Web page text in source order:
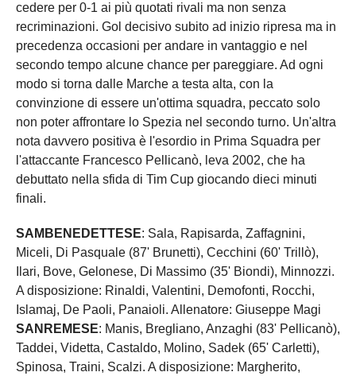
cedere per 0-1 ai più quotati rivali ma non senza
recriminazioni. Gol decisivo subito ad inizio ripresa ma in
precedenza occasioni per andare in vantaggio e nel
secondo tempo alcune chance per pareggiare. Ad ogni
modo si torna dalle Marche a testa alta, con la
convinzione di essere un'ottima squadra, peccato solo
non poter affrontare lo Spezia nel secondo turno. Un'altra
nota davvero positiva è l'esordio in Prima Squadra per
l'attaccante Francesco Pellicanò, leva 2002, che ha
debuttato nella sfida di Tim Cup giocando dieci minuti
finali.
SAMBENEDETTESE: Sala, Rapisarda, Zaffagnini,
Miceli, Di Pasquale (87' Brunetti), Cecchini (60' Trillò),
Ilari, Bove, Gelonese, Di Massimo (35' Biondi), Minnozzi.
A disposizione: Rinaldi, Valentini, Demofonti, Rocchi,
Islamaj, De Paoli, Panaioli. Allenatore: Giuseppe Magi
SANREMESE: Manis, Bregliano, Anzaghi (83' Pellicanò),
Taddei, Videtta, Castaldo, Molino, Sadek (65' Carletti),
Spinosa, Traini, Scalzi. A disposizione: Margherito,